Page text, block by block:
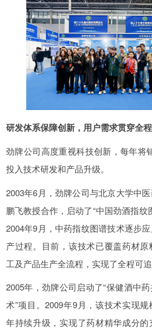
研发体系保障创新，用户需求贯穿全程
劲牌公司高度重视科技创新，每年将
投入技术研发和产品升级。
2003年6月，劲牌公司与北京大学中
鹏飞教授合作，启动了“中国劲酒指纹
2004年9月，中药指纹图谱技术逐步
产过程。目前，该技术已覆盖药材
工及产品生产全流程，实现了全程可追
2005年，劲牌公司启动了“保健酒中
术”项目。2009年9月，该技术实现
年持续升级，实现了药材精华成分